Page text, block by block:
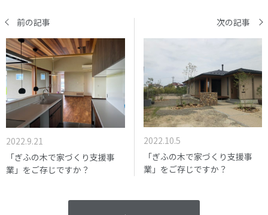
前の記事
2022.9.21
「ぎふの木で家づくり支援事
業」をご存じですか？
次の記事
2022.10.5
「ぎふの木で家づくり支援事
業」をご存じですか？